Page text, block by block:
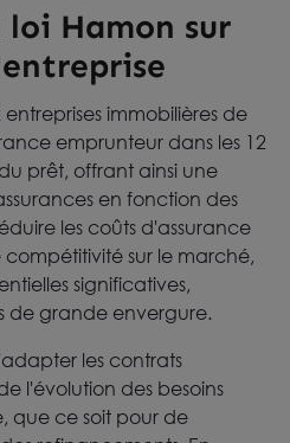
Hamon sur
immobilières de
emprunteur dans les 12
prêt, offrant ainsi une
en fonction des
les coûts d'assurance
sur le marché,
significatives,
de grande envergure.
les contrats
l'évolution des besoins
que ce soit pour de